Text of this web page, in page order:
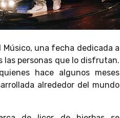
Músico, una fecha dedicada a
las personas que lo disfrutan.
hace algunos meses
alrededor del mundo